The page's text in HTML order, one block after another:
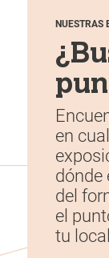
NUESTRAS
en
dónde
del
el
tu